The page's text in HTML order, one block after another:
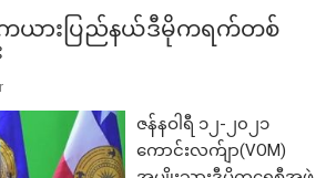
ကယားပြည်နယ်ဒီမိုကရက်တစ်
ဇန်နဝါရီ ၁၂-၂၀၂၁
ကောင်းလက်ျာ(VOM)